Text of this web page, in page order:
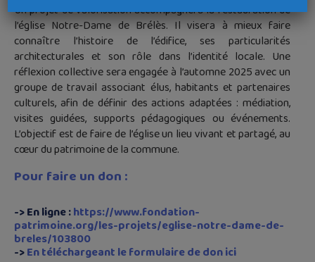
Un projet de valorisation accompagnera la restauration de
l’église Notre-Dame de Brélès. Il visera à mieux faire
connaître l’histoire de l’édifice, ses particularités
architecturales et son rôle dans l’identité locale. Une
réflexion collective sera engagée à l’automne 2025 avec un
groupe de travail associant élus, habitants et partenaires
culturels, afin de définir des actions adaptées : médiation,
visites guidées, supports pédagogiques ou événements.
L’objectif est de faire de l’église un lieu vivant et partagé, au
cœur du patrimoine de la commune.
Pour faire un don :
-> En ligne :https://www.fondation-
patrimoine.org/les-projets/eglise-notre-dame-de-
breles/103800
->En téléchargeant le formulaire de don ici